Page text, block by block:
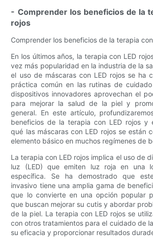
- Comprender los beneficios de la
rojos
Comprender los beneficios de la terapia
En los últimos años, la terapia con LED
vez más popularidad en la industria de la
el uso de máscaras con LED rojos se ha
práctica común en las rutinas de
dispositivos innovadores aprovechan el
para mejorar la salud de la piel y
general. En este artículo,
beneficios de la terapia con LED rojos y
qué las máscaras con LED rojos se están
elemento básico en muchos regímenes de
La terapia con LED rojos implica el uso de
luz (LED) que emiten luz roja en una
específica. Se ha demostrado que
invasivo tiene una amplia gama de
que lo convierte en una opción popular
que buscan mejorar su cutis y abordar
de la piel. La terapia con LED rojos se
con otros tratamientos para el cuidado de
su eficacia y proporcionar resultados